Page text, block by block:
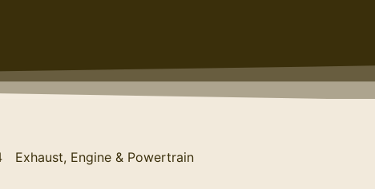
Exhaust, Engine & Powertrain